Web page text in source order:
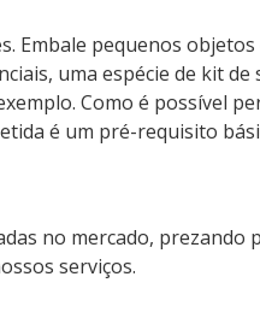
Embale pequenos
uma espécie de kit
Como é possível
é um pré-requisito
no mercado,
serviços.